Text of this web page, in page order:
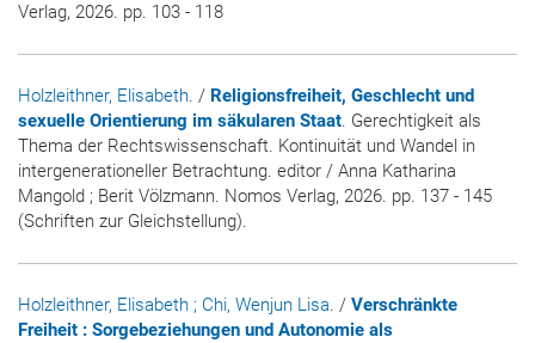
Verlag, 2026. pp. 103 - 118
Holzleithner, Elisabeth. / Religionsfreiheit, Geschlecht und
sexuelle Orientierung im säkularen Staat. Gerechtigkeit als
Thema der Rechtswissenschaft. Kontinuität und Wandel in
intergenerationeller Betrachtung. editor / Anna Katharina
Mangold ; Berit Völzmann. Nomos Verlag, 2026. pp. 137 - 145
(Schriften zur Gleichstellung).
Holzleithner, Elisabeth ; Chi, Wenjun Lisa. / Verschränkte
Freiheit : Sorgebeziehungen und Autonomie als